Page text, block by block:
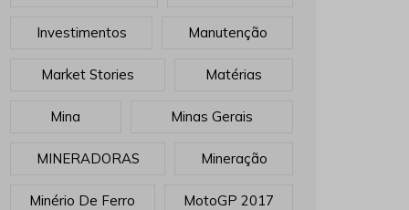
Investimentos Manutenção
Market Stories Matérias
Mina Minas Gerais
MINERADORAS Mineração
Minério De Ferro MotoGP 2017